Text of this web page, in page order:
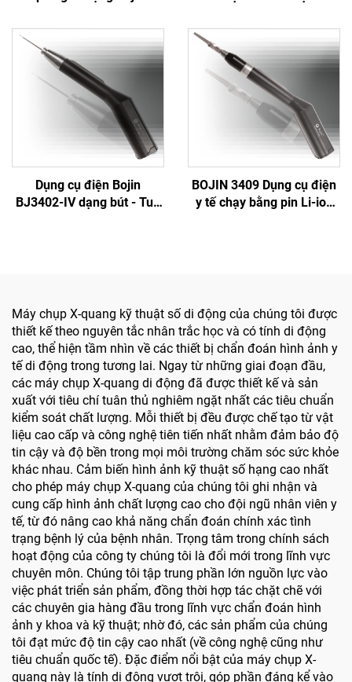
Dụng cụ điện Bojin
BJ3402-IV dạng bút - Tua
BOJIN 3409 Dụng cụ điện
y tế chạy bằng pin Li-ion
Máy chụp X-quang kỹ thuật số di động của chúng tôi được
thiết kế theo nguyên tắc nhân trắc học và có tính di động
cao, thể hiện tầm nhìn về các thiết bị chẩn đoán hình ảnh y
tế di động trong tương lai. Ngay từ những giai đoạn đầu,
các máy chụp X-quang di động đã được thiết kế và sản
xuất với tiêu chí tuân thủ nghiêm ngặt nhất các tiêu chuẩn
kiểm soát chất lượng. Mỗi thiết bị đều được chế tạo từ vật
liệu cao cấp và công nghệ tiên tiến nhất nhằm đảm bảo độ
tin cậy và độ bền trong mọi môi trường chăm sóc sức khỏe
khác nhau. Cảm biến hình ảnh kỹ thuật số hạng cao nhất
cho phép máy chụp X-quang của chúng tôi ghi nhận và
cung cấp hình ảnh chất lượng cao cho đội ngũ nhân viên y
tế, từ đó nâng cao khả năng chẩn đoán chính xác tình
trạng bệnh lý của bệnh nhân. Trọng tâm trong chính sách
hoạt động của công ty chúng tôi là đổi mới trong lĩnh vực
chuyên môn. Chúng tôi tập trung phần lớn nguồn lực vào
việc phát triển sản phẩm, đồng thời hợp tác chặt chẽ với
các chuyên gia hàng đầu trong lĩnh vực chẩn đoán hình
ảnh y khoa và kỹ thuật; nhờ đó, các sản phẩm của chúng
tôi đạt mức độ tin cậy cao nhất (về công nghệ cũng như
tiêu chuẩn quốc tế). Đặc điểm nổi bật của máy chụp X-
quang này là tính di động vượt trội, góp phần đáng kể vào